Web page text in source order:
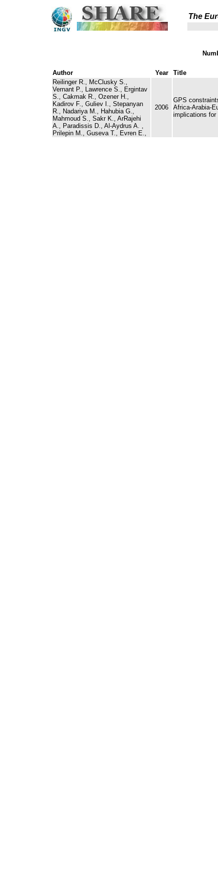
The
Author Year
Title
Reilinger R., McClusky S.,
Vernant P., Lawrence S., Ergintav
S., Cakmak R., Ozener H.,
Kadirov F., Guliev I., Stepanyan
R., Nadariya M., Hahubia G.,
Mahmoud S., Sakr K., ArRajehi
A., Paradissis D., Al-Aydrus A. ,
Prilepin M., Guseva T., Evren E.,
2006
GPS
Africa-Arabia-
implications